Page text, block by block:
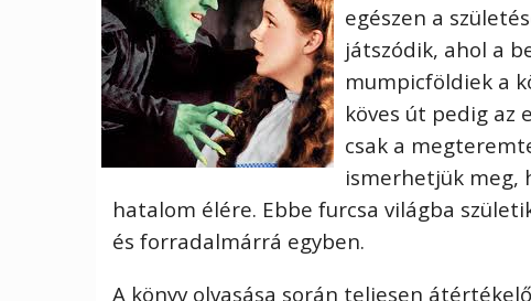
egészen a
játszódik, ahol a
mumpicföldiek a
köves út pedig az
csak a
ismerhetjük meg,
hatalom élére. Ebbe furcsa világba
és forradalmárrá egyben.
A könyv olvasása során teljesen